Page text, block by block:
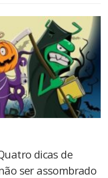
dicas de
ser assombrado